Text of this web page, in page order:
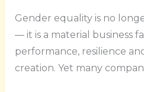
Gender equality is no
— it is a material business
performance, resilience
creation. Yet many